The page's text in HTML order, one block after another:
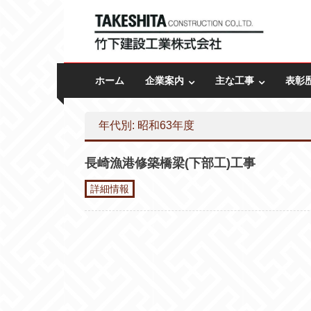
竹下建設工業株式会社
創業昭和27年ー長崎の建設会社
ホーム 企業案内 主な工事 表彰
年代別: 昭和63年度
長崎漁港修築橋梁(下部工)工事
詳細情報